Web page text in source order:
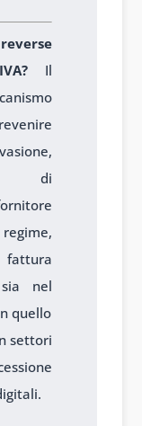
Il
di
fattura
nel
quello
settori